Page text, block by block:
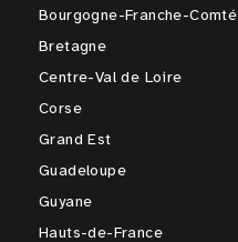
Bourgogne-Franche-Comté
Bretagne
Centre-Val de Loire
Corse
Grand Est
Guadeloupe
Guyane
Hauts-de-France